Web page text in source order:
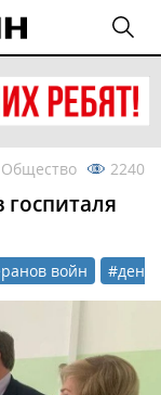
Общество 2240
войн #день